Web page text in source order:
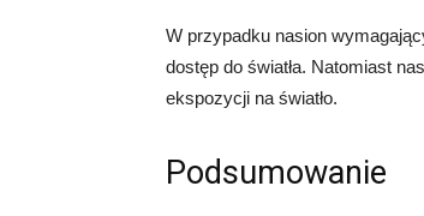
W przypadku nasion
dostęp do światła. Natomiast
ekspozycji na światło.
Podsumowanie